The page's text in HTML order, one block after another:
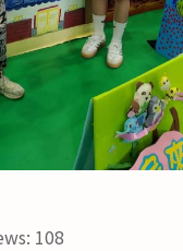
108